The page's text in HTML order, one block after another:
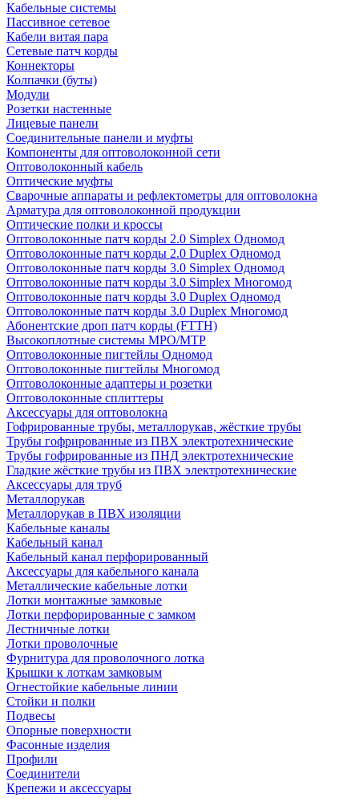
Кабельные системы
Пассивное сетевое
Кабели витая пара
Сетевые патч корды
Коннекторы
Колпачки (буты)
Модули
Розетки настенные
Лицевые панели
Соединительные панели и муфты
Компоненты для оптоволоконной сети
Оптоволоконный кабель
Оптические муфты
Сварочные аппараты и рефлектометры для оптоволокна
Арматура для оптоволоконной продукции
Оптические полки и кроссы
Оптоволоконные патч корды 2.0 Simplex Одномод
Оптоволоконные патч корды 2.0 Duplex Одномод
Оптоволоконные патч корды 3.0 Simplex Одномод
Оптоволоконные патч корды 3.0 Simplex Многомод
Оптоволоконные патч корды 3.0 Duplex Одномод
Оптоволоконные патч корды 3.0 Duplex Многомод
Абонентские дроп патч корды (FTTH)
Высокоплотные системы MPO/MTP
Оптоволоконные пигтейлы Одномод
Оптоволоконные пигтейлы Многомод
Оптоволоконные адаптеры и розетки
Оптоволоконные сплиттеры
Аксессуары для оптоволокна
Гофрированные трубы, металлорукав, жёсткие трубы
Трубы гофрированные из ПВХ электротехнические
Трубы гофрированные из ПНД электротехнические
Гладкие жёсткие трубы из ПВХ электротехнические
Аксессуары для труб
Металлорукав
Металлорукав в ПВХ изоляции
Кабельные каналы
Кабельный канал
Кабельный канал перфорированный
Аксессуары для кабельного канала
Металлические кабельные лотки
Лотки монтажные замковые
Лотки перфорированные с замком
Лестничные лотки
Лотки проволочные
Фурнитура для проволочного лотка
Крышки к лоткам замковым
Огнестойкие кабельные линии
Стойки и полки
Подвесы
Опорные поверхности
Фасонные изделия
Профили
Соединители
Крепежи и аксессуары